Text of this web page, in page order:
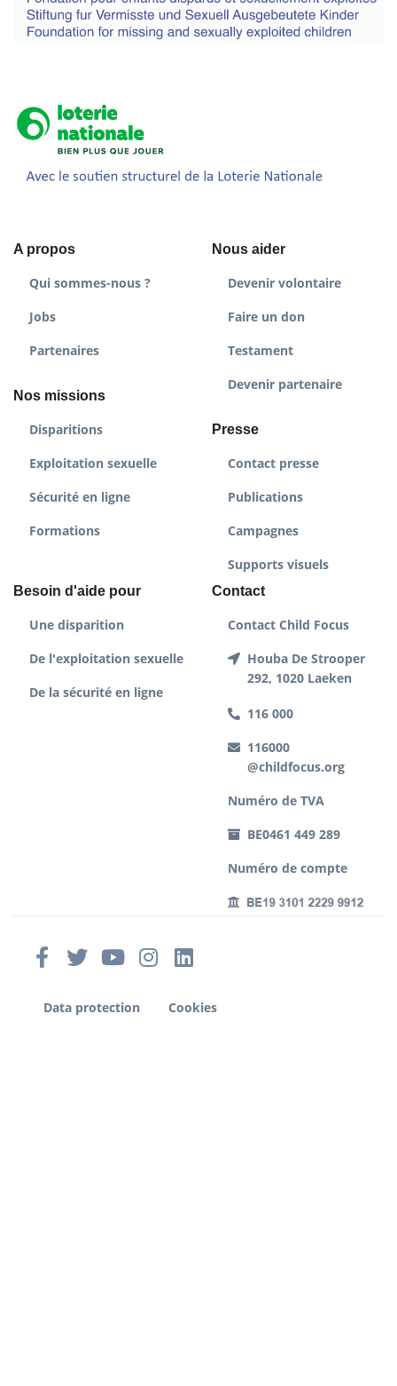
A propos
Qui sommes-nous ?
Jobs
Partenaires
Nos missions
Disparitions
Exploitation sexuelle
Sécurité en ligne
Formations
Nous aider
Devenir volontaire
Faire un don
Testament
Devenir partenaire
Presse
Contact presse
Publications
Campagnes
Supports visuels
Besoin d'aide pour
Une disparition
De l'exploitation sexuelle
De la sécurité en ligne
Contact
Contact Child Focus
Houba De Strooper
292, 1020 Laeken
116 000
116000
@childfocus.org
Numéro de TVA
BE0461 449 289
Numéro de compte
Data protection Cookies